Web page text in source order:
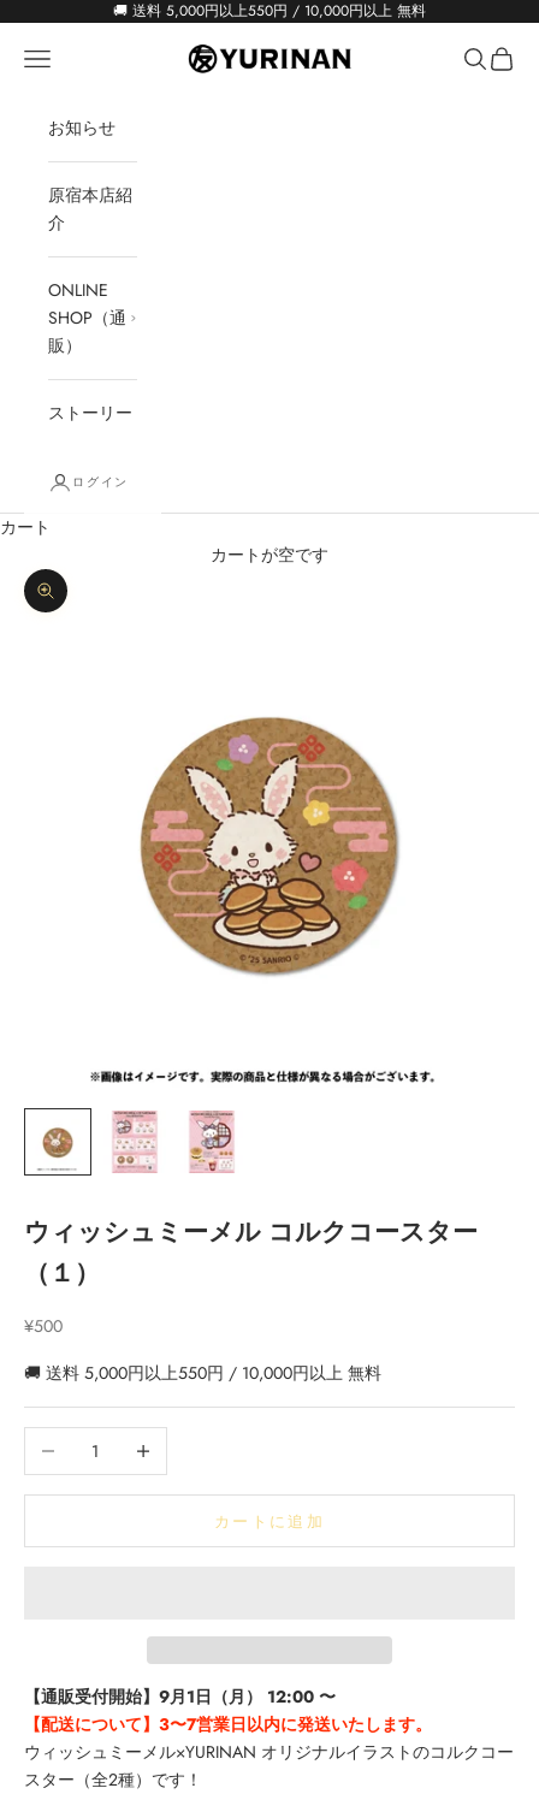
コンテンツへスキップ🚚 送料 5,000円以上550円 / 10,000円以上 無料
YURINAN -ゆうりんあん-
メニュー 検索カート
お知らせ
原宿本店紹
介
ONLINE
SHOP（通
販）
ストーリー
ログイン
カート
カートが空です
ズームイン
ウィッシュミーメル コルクコースター
（１）
セール価格
¥500
🚚 送料 5,000円以上550円 / 10,000円以上 無料
数量を減らす 数量を増やす
カートに追加
【通販受付開始】9月1日（月） 12:00 〜
【配送について】3〜7営業日以内に発送いたします。
ウィッシュミーメル×YURINAN オリジナルイラストのコルクコー
スター（全2種）です！